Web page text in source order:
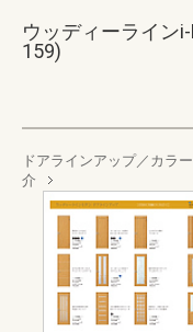
ウッディーライン
159)
ドアラインアップ／カラ
介